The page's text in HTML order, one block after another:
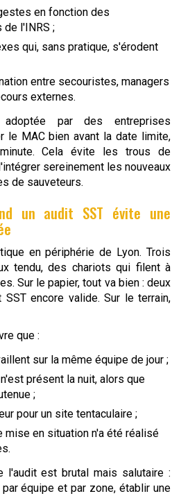
en fonction des
de l'INRS ;
qui, sans pratique, s'érodent
entre secouristes, managers
externes.
par des entreprises
le MAC bien avant la date limite,
Cela évite les trous de
sereinement les nouveaux
de sauveteurs.
un audit SST évite une
en périphérie de Lyon. Trois
tendu, des chariots qui filent à
Sur le papier, tout va bien : deux
encore valide. Sur le terrain,
que :
sur la même équipe de jour ;
présent la nuit, alors que
;
pour un site tentaculaire ;
mise en situation n'a été réalisé
l'audit est brutal mais salutaire :
équipe et par zone, établir une